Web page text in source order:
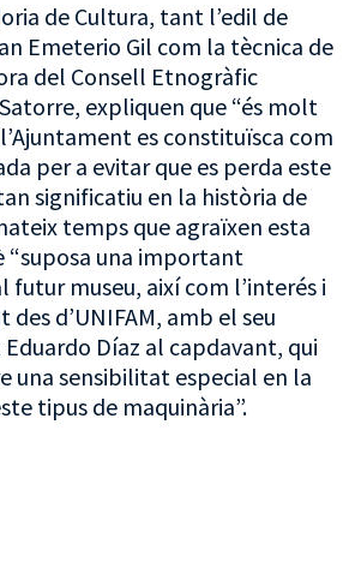
de Cultura, tant l’edil de
Emeterio Gil com la tècnica de
del Consell Etnogràfic
expliquen que “és molt
es constituïsca com
per a evitar que es perda este
significatiu en la història de
temps que agraïxen esta
“suposa una important
futur museu, així com l’interés i
d’UNIFAM, amb el seu
Díaz al capdavant, qui
una sensibilitat especial en la
tipus de maquinària”.